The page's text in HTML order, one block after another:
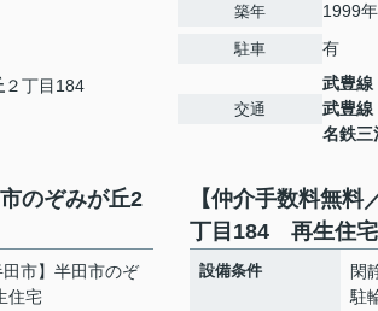
２丁目184
築年 1999
駐車 有
交通
武豊線
武豊線
名鉄三
のぞみが丘2
田市】半田市のぞ
住宅
【仲介手数料無
丁目184 再生住宅
設備条件
閑
駐